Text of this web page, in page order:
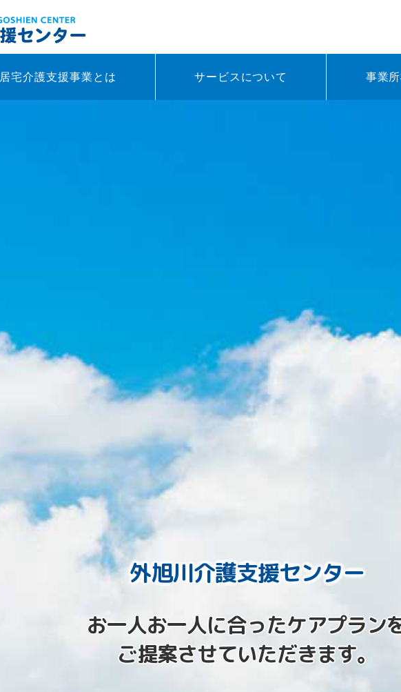
居宅介護支援事業とは サービスについて 事業
外旭川介護支援センター
お一人お一人に合ったケアプラン
ご提案させていただきます。